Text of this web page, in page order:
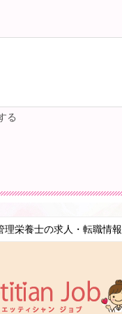
る
理栄養士の求人・転職情報